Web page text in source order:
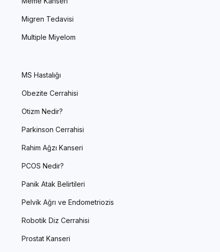
Migren Tedavisi
Multiple Miyelom
MS Hastalığı
Obezite Cerrahisi
Otizm Nedir?
Parkinson Cerrahisi
Rahim Ağzı Kanseri
PCOS Nedir?
Panik Atak Belirtileri
Pelvik Ağrı ve Endometriozis
Robotik Diz Cerrahisi
Prostat Kanseri